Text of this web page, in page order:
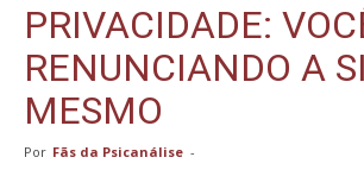
PRIVACIDADE:
RENUNCIANDO A SI
MESMO
Por Fãs da Psicanálise -